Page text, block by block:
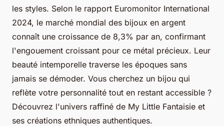
les styles. Selon le rapport Euromonitor International
2024, le marché mondial des bijoux en argent
connaît une croissance de 8,3% par an, confirmant
l'engouement croissant pour ce métal précieux. Leur
beauté intemporelle traverse les époques sans
jamais se démoder. Vous cherchez un bijou qui
reflète votre personnalité tout en restant accessible ?
Découvrez l'univers raffiné de My Little Fantaisie et
ses créations ethniques authentiques.